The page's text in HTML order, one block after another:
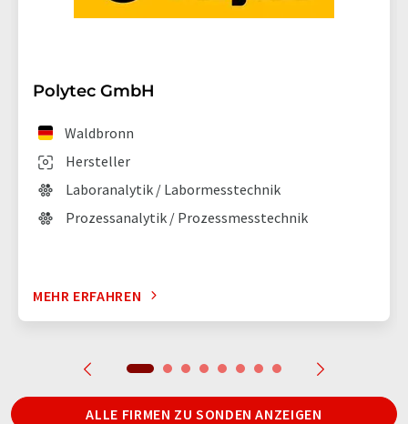
Polytec GmbH
Hersteller
Waldbronn
Laboranalytik / Labormesstechnik
Prozessanalytik / Prozessmesstechnik
MEHR ERFAHREN
ALLE FIRMEN ZU SONDEN ANZEIGEN